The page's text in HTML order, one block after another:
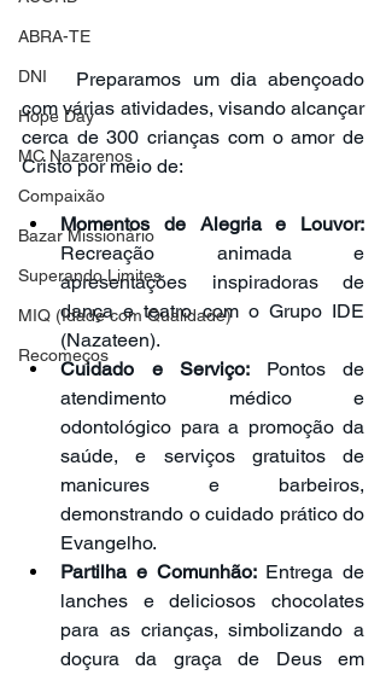
ABRA-TE
DNI
Hope Day
MC Nazarenos
Compaixão
Bazar Missionário
Superando Limites
MIQ (Idade com Qualidade)
Recomeços
	Preparamos um dia abençoado
com várias atividades, visando alcançar
cerca de 300 crianças com o amor de
Cristo por meio de:
Momentos de Alegria e Louvor:
Recreação animada e
apresentações inspiradoras de
dança e teatro com o Grupo IDE
(Nazateen).
Cuidado e Serviço: Pontos de
atendimento médico e
odontológico para a promoção da
saúde, e serviços gratuitos de
manicures e barbeiros,
demonstrando o cuidado prático do
Evangelho.
Partilha e Comunhão: Entrega de
lanches e deliciosos chocolates
para as crianças, simbolizando a
doçura da graça de Deus em